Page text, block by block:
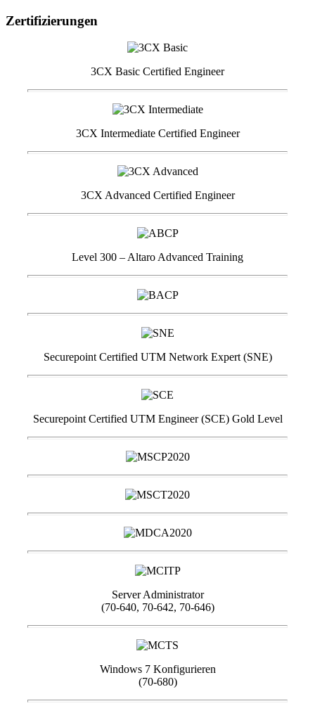
Zertifizierungen
3CX Basic Certified Engineer
3CX Intermediate Certified Engineer
3CX Advanced Certified Engineer
Level 300 – Altaro Advanced Training
Securepoint Certified UTM Network Expert (SNE)
Securepoint Certified UTM Engineer (SCE) Gold Level
Server Administrator
(70-640, 70-642, 70-646)
Windows 7 Konfigurieren
(70-680)